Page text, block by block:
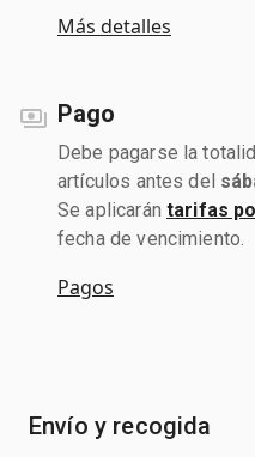
Más detalles
Pago
Debe pagarse la
artículos antes del
Se aplicarán tarifas
fecha de vencimiento.
Pagos
Envío y recogida